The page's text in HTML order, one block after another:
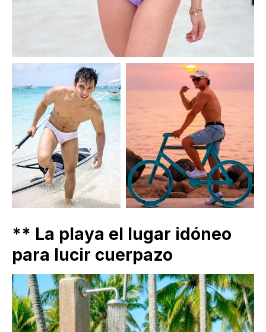
** La playa el lugar idóneo
para lucir cuerpazo